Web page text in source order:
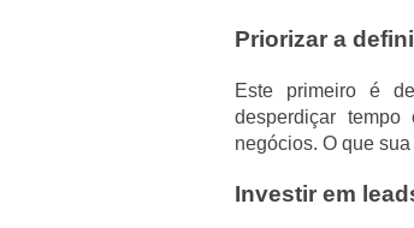
Priorizar a
Este primeiro é
desperdiçar
negócios. O que
Investir em